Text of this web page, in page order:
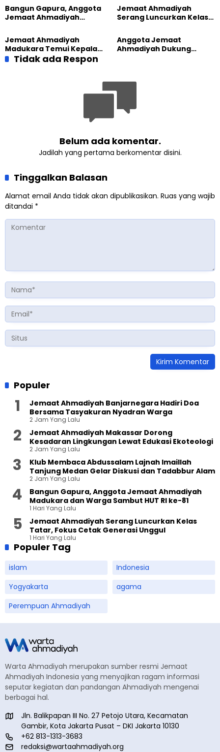
Lewat Edukasi Ekoteologi
Bangun Gapura, Anggota
Jemaat Ahmadiyah
Sambut HUT RI ke-81
Jemaat Ahmadiyah
Serang Luncurkan Kelas
Jemaat Ahmadiyah
Madukara Temui Kepala
Desa Limbangan,
Anggota Jemaat
Ahmadiyah Dukung
Tidak ada Respon
Belum ada komentar.
Jadilah yang pertama berkomentar disini.
Tinggalkan Balasan
Alamat email Anda tidak akan dipublikasikan. Ruas yang wajib
ditandai *
Populer
Jemaat Ahmadiyah Banjarnegara Hadiri Doa
Bersama Tasyakuran Nyadran Warga
2 Jam Yang Lalu
Jemaat Ahmadiyah Makassar Dorong
Kesadaran Lingkungan Lewat Edukasi Ekoteologi
2 Jam Yang Lalu
Klub Membaca Abdussalam Lajnah Imaillah
Tanjung Medan Gelar Diskusi dan Tadabbur Alam
2 Jam Yang Lalu
Bangun Gapura, Anggota Jemaat Ahmadiyah
Madukara dan Warga Sambut HUT RI ke-81
1 Hari Yang Lalu
Jemaat Ahmadiyah Serang Luncurkan Kelas
Tatar, Fokus Cetak Generasi Unggul
1 Hari Yang Lalu
Populer Tag
islam
Indonesia
Yogyakarta
agama
Perempuan Ahmadiyah
Warta Ahmadiyah merupakan sumber resmi Jemaat
Ahmadiyah Indonesia yang menyajikan ragam informasi
seputar kegiatan dan pandangan Ahmadiyah mengenai
berbagai hal.
Jln. Balikpapan III No. 27 Petojo Utara, Kecamatan
Gambir, Kota Jakarta Pusat – DKI Jakarta 10130
+62 813-1313-3683
redaksi@wartaahmadiyah.org